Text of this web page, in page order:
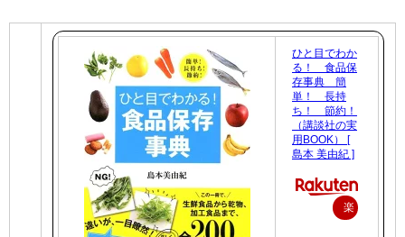
ひと目でわか
る！ 食品保
存事典 簡
単！ 長持
ち！ 節約！
（講談社の実
用BOOK） [
島本 美由紀 ]
楽